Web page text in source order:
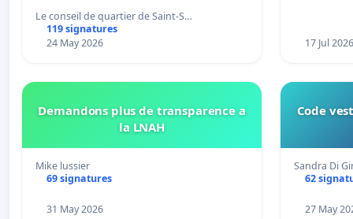
connexion 805-802 à établir
Le conseil de quartier de Saint-S…
119 signatures
24 May 2026
17 Jul 2026
Demandons plus de transparence a
la LNAH
Mike lussier
69 signatures
31 May 2026
Code
Sandra Di
62
27 May